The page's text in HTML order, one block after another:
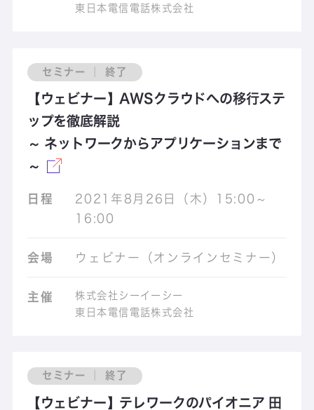
東日本電信電話株式会社
セミナー ｜ 終了
【ウェビナー】AWSクラウドへの移行ステ
ップを徹底解説
～ ネットワークからアプリケーションまで
～
日程
2021年8月26日（木）15:00～
16:00
会場 ウェビナー（オンラインセミナー）
主催
株式会社シーイーシー
東日本電信電話株式会社
セミナー ｜ 終了
【ウェビナー】テレワークのパイオニア 田